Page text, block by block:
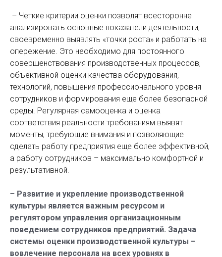
– Четкие критерии оценки позволят всесторонне
анализировать основные показатели деятельности,
своевременно выявлять «точки роста» и работать на
опережение. Это необходимо для постоянного
совершенствования производственных процессов,
объективной оценки качества оборудования,
технологий, повышения профессионального уровня
сотрудников и формирования еще более безопасной
среды. Регулярная самооценка и оценка
соответствия реальности требованиям выявят
моменты, требующие внимания и позволяющие
сделать работу предприятия еще более эффективной,
а работу сотрудников – максимально комфортной и
результативной.
– Развитие и укрепление производственной
культуры является важным ресурсом и
регулятором управления организационным
поведением сотрудников предприятий. Задача
системы оценки производственной культуры –
вовлечение персонала на всех уровнях в